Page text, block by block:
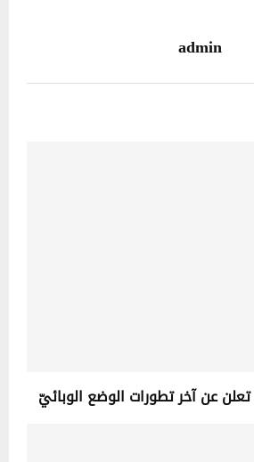
admin
عن آخر تطورات الوضع الوبائيّ